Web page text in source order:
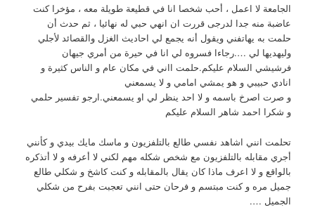
الجامعة لا اعمل ، أحب شخصا انا في قطيعة طويلة معه ، مؤخرا كنت
عاضبة منه جدا لدرجى قررت ان انهي حبي له نهائيا ، ثم حدث أن
حلمت به يهاتفني ويقول أنه يجمع لي احاديث الغزل والقصائد لأجلي
وليهديها لي ….رجاءا فسروه لي انا في حيرة من أمري جيهان
فرشيشي السلام عليكم.حلمت ااني في مكان عام و الناس كثيرة و
انادي حبيبي و هو يمشي امامي و لا يسمعني
و صرت اصرخ باسمه و لا احد ينظر لي او يسمعني.ارجو تفسير حلمي
و شكرا احمد شاهر السلام عليكم
تحلمت انني اشاهد نفسي طالع بالتلفزيون و ماسك مايك بيدي و كأنني
أجري مقابله بالتلفزيون مع شخص شكله مهم لكني لا أعرفه و لا أتذكره
بالواقع و لا اعرف ماذا كان يقال بالمقابله و كنت كاشخ و شكلي طالع
جميل مره و كنت مبتسم و فرحان حتى انني تعجبت بفرح من شكلي
الجميل ….